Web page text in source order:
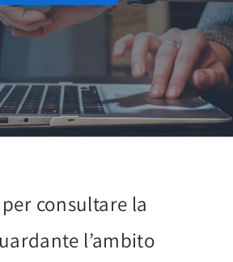
per consultare la
l’ambito